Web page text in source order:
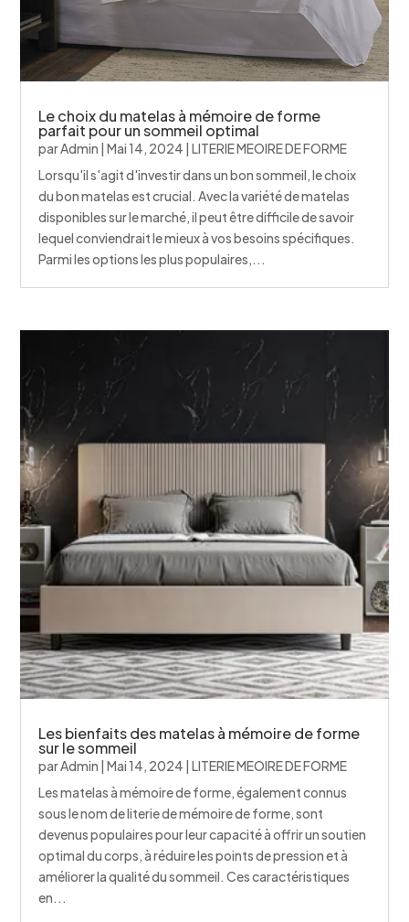
Le choix du matelas à mémoire de forme
parfait pour un sommeil optimal
parAdmin |Mai 14, 2024 |LITERIE MEOIRE DE FORME
Lorsqu'il s'agit d'investir dans un bon sommeil, le choix
du bon matelas est crucial. Avec la variété de matelas
disponibles sur le marché, il peut être difficile de savoir
lequel conviendrait le mieux à vos besoins spécifiques.
Parmi les options les plus populaires,...
Les bienfaits des matelas à mémoire de forme
sur le sommeil
parAdmin |Mai 14, 2024 |LITERIE MEOIRE DE FORME
Les matelas à mémoire de forme, également connus
sous le nom de literie de mémoire de forme, sont
devenus populaires pour leur capacité à offrir un soutien
optimal du corps, à réduire les points de pression et à
améliorer la qualité du sommeil. Ces caractéristiques
en...